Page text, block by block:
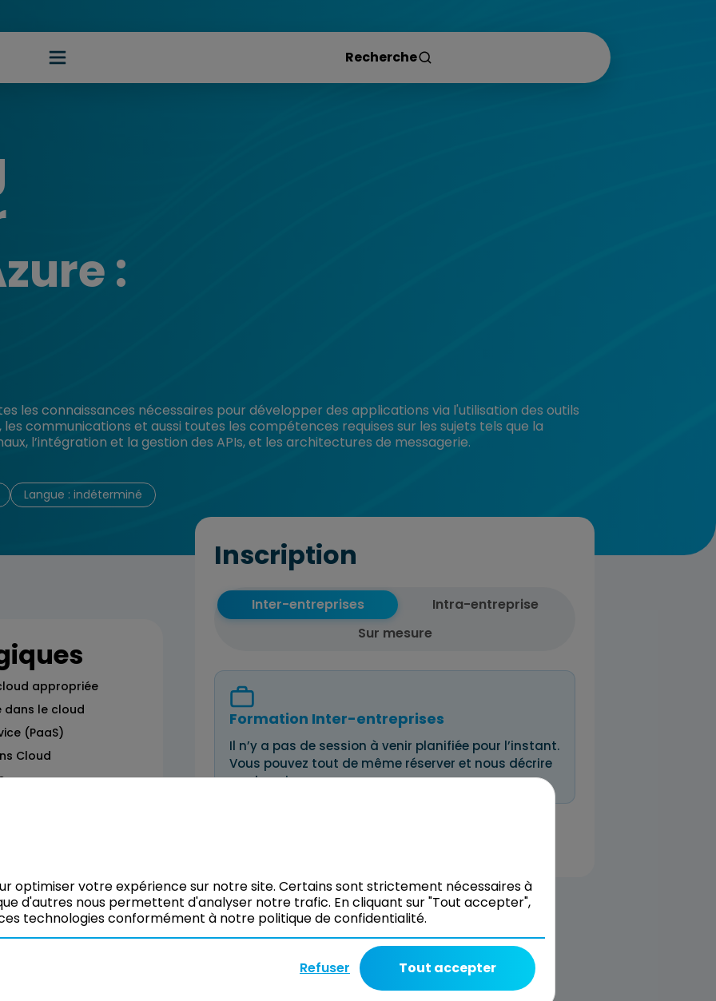
:
les connaissances nécessaires pour développer des applications via l'utilisation des outils
communications et aussi toutes les compétences requises sur les sujets tels que la
l’intégration et la gestion des APIs, et les architectures de messagerie.
Langue : indéterminé
appropriée
dans le cloud
(PaaS)
Cloud
Service
Inscription
Inter-entreprises
Intra-entreprise
Sur mesure
Formation Inter-entreprises
Il n’y a pas de session à venir planifiée pour l’instant.
Vous pouvez tout de même réserver et nous décrire
vos besoins.
optimiser votre expérience sur notre site. Certains sont strictement nécessaires à
d'autres nous permettent d'analyser notre trafic. En cliquant sur "Tout accepter",
technologies conformément à notre politique de confidentialité.
Refuser Tout accepter